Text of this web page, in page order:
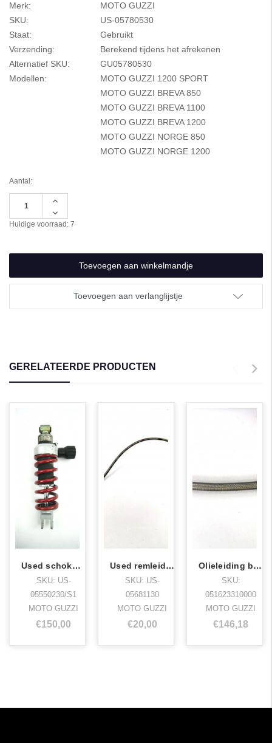
Merk:
MOTO GUZZI
SKU:
US-05780530
Staat:
Gebruikt
Verzending:
Berekend tijdens het afrekenen
Alternatief SKU:
GU05780530
Modellen:
MOTO GUZZI 1200 SPORT
MOTO GUZZI BREVA 850
MOTO GUZZI BREVA 1100
MOTO GUZZI BREVA 1200
MOTO GUZZI NORGE 850
MOTO GUZZI NORGE 1200
Aantal:
Hoeveelheid
van
undefined
Hoeveelheid
verlagen
van
Huidige voorraad: 7
Toevoegen aan verlanglijstje
GERELATEERDE PRODUCTEN
Used schokbreker breva,1200sport,norge
SKU: US-
05550230/S1
MOTO GUZZI
€150,00
Used remleiding breva,norge,1200sport
SKU: US-
05681130
MOTO GUZZI
€20,00
Olieleiding breva,1200sport dx
SKU:
051623310000
MOTO GUZZI
€146,18